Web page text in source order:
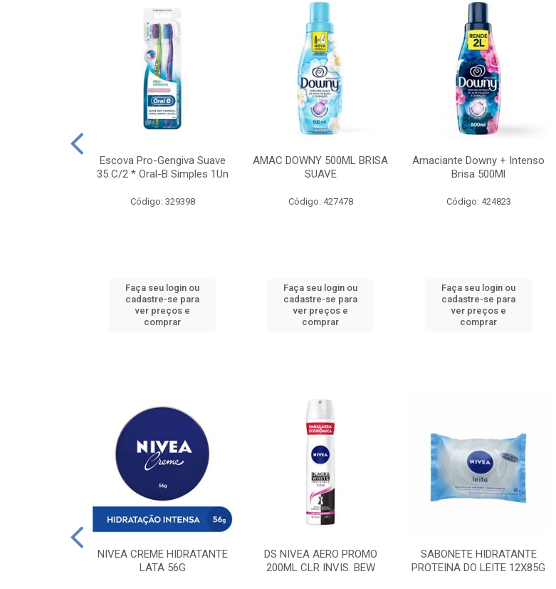
Escova Pro-Gengiva Suave
35 C/2 * Oral-B Simples 1Un
Código: 329398
Faça seu login ou
cadastre-se para
ver preços e
comprar
AMAC DOWNY 500ML BRISA
SUAVE
Código: 427478
Faça seu login ou
cadastre-se para
ver preços e
comprar
Amaciante Downy + Intenso
Brisa 500Ml
Código: 424823
Faça seu login ou
cadastre-se para
ver preços e
comprar
NIVEA CREME HIDRATANTE
LATA 56G
DS NIVEA AERO PROMO
200ML CLR INVIS. BEW
SABONETE HIDRATANTE
PROTEINA DO LEITE 12X85G